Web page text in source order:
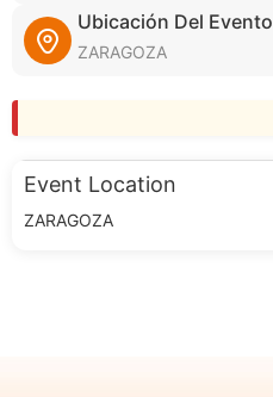
Ubicación Del
ZARAGOZA
Event Location
ZARAGOZA